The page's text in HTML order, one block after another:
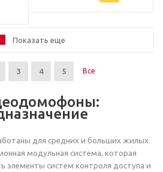
Показать еще
3 4 5 Все
для средних и больших жилых
модульная система, которая
элементы систем контроля доступа и